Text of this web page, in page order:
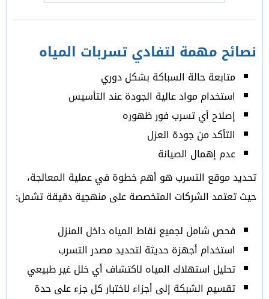
نصائح مهمة لتفادي تسربات المياه
متابعة حالة السباكة بشكل دوري
استخدام مواد عالية الجودة عند التأسيس
إصلاح أي تسرب فور ظهوره
التأكد من جودة العزل
عدم إهمال الصيانة
تحديد موقع التسرب هو أهم خطوة في عملية المعالجة،
حيث تعتمد الشركات المتخصصة على منهجية دقيقة تشمل:
فحص شامل لجميع نقاط المياه داخل المنزل
استخدام أجهزة حديثة لتحديد مصدر التسرب
تحليل استهلاك المياه لاكتشاف أي خلل غير طبيعي
تقسيم الشبكة إلى أجزاء لاختبار كل جزء على حدة